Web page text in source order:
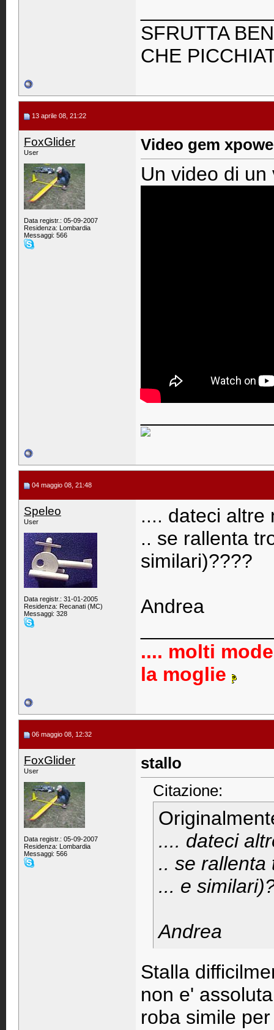
SFRUTTA
CHE
13 aprile 08, 21:22
FoxGlider
User
Data registr.: 05-09-2007
Residenza: Lombardia
Messaggi: 566
Video gem
Un video di
04 maggio 08, 21:48
Speleo
User
Data registr.: 31-01-2005
Residenza: Recanati (MC)
Messaggi: 328
.... dateci altre
.. se rallenta
similari)????
Andrea
.... molti
la moglie
06 maggio 08, 12:32
FoxGlider
User
Data registr.: 05-09-2007
Residenza: Lombardia
Messaggi: 566
stallo
Citazione:
.... dateci
.. se rallenta
... e
Andrea
Stalla
non e'
roba simile